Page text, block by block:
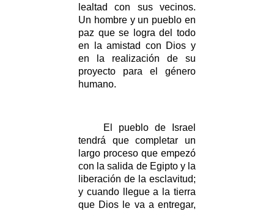
lealtad con sus vecinos.
Un hombre y un pueblo en
paz que se logra del todo
en la amistad con Dios y
en la realización de su
proyecto para el género
humano.
El pueblo de Israel
tendrá que completar un
largo proceso que empezó
con la salida de Egipto y la
liberación de la esclavitud;
y cuando llegue a la tierra
que Dios le va a entregar,